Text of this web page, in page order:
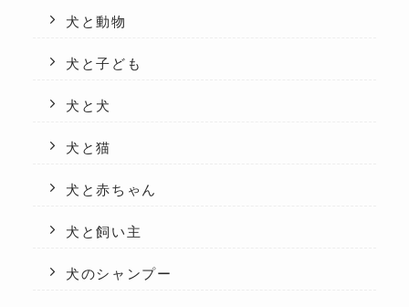
犬と動物
犬と子ども
犬と犬
犬と猫
犬と赤ちゃん
犬と飼い主
犬のシャンプー